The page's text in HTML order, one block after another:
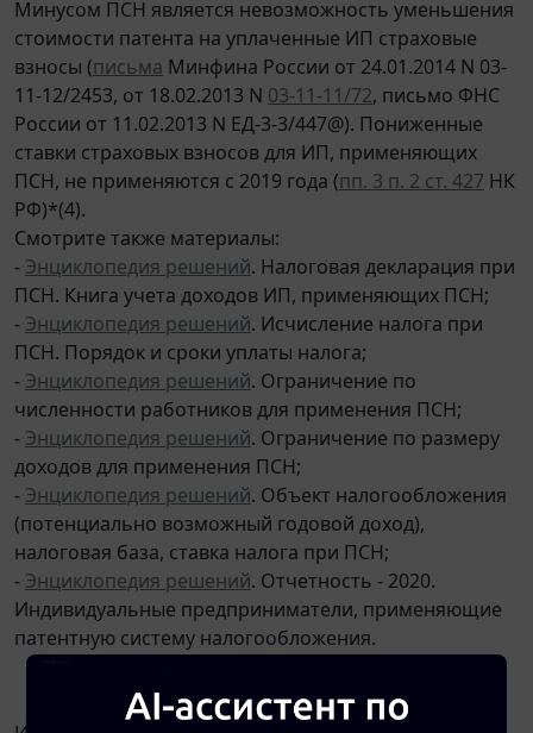
Минусом ПСН является невозможность уменьшения
стоимости патента на уплаченные ИП страховые
взносы (письма Минфина России от 24.01.2014 N 03-
11-12/2453, от 18.02.2013 N 03-11-11/72, письмо ФНС
России от 11.02.2013 N ЕД-3-3/447@). Пониженные
ставки страховых взносов для ИП, применяющих
ПСН, не применяются с 2019 года (пп. 3 п. 2 ст. 427 НК
РФ)*(4).
Смотрите также материалы:
- Энциклопедия решений. Налоговая декларация при
ПСН. Книга учета доходов ИП, применяющих ПСН;
- Энциклопедия решений. Исчисление налога при
ПСН. Порядок и сроки уплаты налога;
- Энциклопедия решений. Ограничение по
численности работников для применения ПСН;
- Энциклопедия решений. Ограничение по размеру
доходов для применения ПСН;
- Энциклопедия решений. Объект налогообложения
(потенциально возможный годовой доход),
налоговая база, ставка налога при ПСН;
- Энциклопедия решений. Отчетность - 2020.
Индивидуальные предприниматели, применяющие
патентную систему налогообложения.